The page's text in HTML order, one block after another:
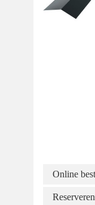
Online